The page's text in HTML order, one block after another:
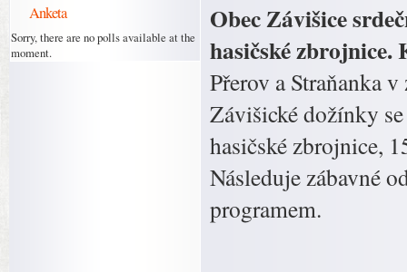
Anketa
Sorry, there are no polls available at the
moment.
Obec Závišice
hasičské zbrojnice.
Přerov a Straňanka
Závišické dožínky
hasičské zbrojnice,
Následuje zábavné
programem.